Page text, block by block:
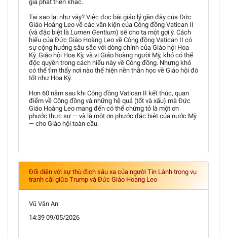
gia phát triển khác.
Tại sao lại như vậy? Việc đọc bài giáo lý gần đây của Đức
Giáo Hoàng Leo về các văn kiện của Công đồng Vatican II
(và đặc biệt là Lumen Gentium) sẽ cho ta một gợi ý. Cách
hiểu của Đức Giáo Hoàng Leo về Công đồng Vatican II có
sự cộng hưởng sâu sắc với dòng chính của Giáo hội Hoa
Kỳ. Giáo hội Hoa Kỳ, và vị Giáo hoàng người Mỹ, khó có thể
độc quyền trong cách hiểu này về Công đồng. Nhưng khó
có thể tìm thấy nơi nào thể hiện nền thần học về Giáo hội đó
tốt như Hoa Kỳ.
Hơn 60 năm sau khi Công đồng Vatican II kết thúc, quan
điểm về Công đồng và những hệ quả (tốt và xấu) mà Đức
Giáo Hoàng Leo mang đến có thể chứng tỏ là một ơn
phước thực sự — và là một ơn phước đặc biệt của nước Mỹ
— cho Giáo hội toàn cầu.
Đối diện với sự thù địch sâu xa của người Tin Lành trong vụ
tranh cãi giữa Trump và Đức Giáo Hoàng Leo
Vũ Văn An
14:39 09/05/2026